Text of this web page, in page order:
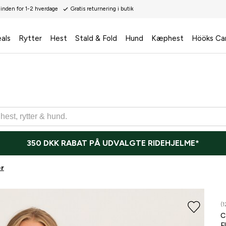
for 1-2 hverdage Gratis returnering i butik
Rytter Hest Stald & Fold Hund Kæphest Hööks
350 DKK RABAT PÅ UDVALGTE RIDEHJELME*